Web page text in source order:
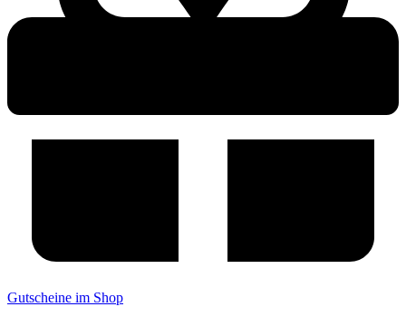
Gutscheine im Shop